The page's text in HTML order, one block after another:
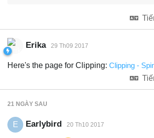
Erika 29 Th09 2017
Here's the page for Clipping: Clipping -
21 NGÀY SAU
E Earlybird 20 Th10 2017